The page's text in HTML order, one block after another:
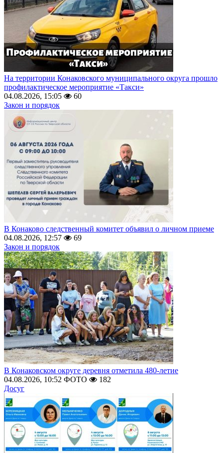
На территории Конаковского муниципального округа прошло
профилактическое мероприятие «Такси»
04.08.2026, 15:05
60
Закон и порядок
В Конаково следственный комитет объявил о личном приеме
04.08.2026, 12:57
69
Закон и порядок
В Конаковском округе деревня отметила 480-летие
04.08.2026, 10:52 ФОТО
182
Досуг